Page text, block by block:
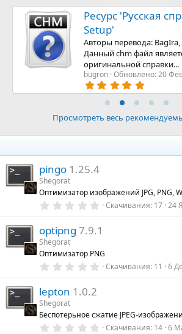
Ресурс 'Русская
Setup'
Авторы перевода:
Данный chm файл
оригинальной справки...
bugron Обновлено:20
5
.
0
з
ё
Просмотреть весь
pingo 1.25.4
Shegorat
Оптимизатор изображений JPG, PNG,
0
0
ё
з
Скачивания 17 24
optipng 7.9.1
Shegorat
Оптимизатор PNG
0
ё
з
Скачивания 11 6
lepton 1.0.2
Shegorat
Беспотерьное сжатие JPEG-
0Скачивания 14 6